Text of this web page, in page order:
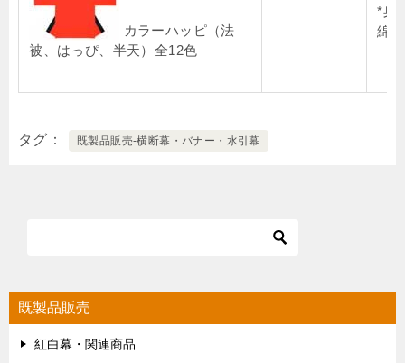
カラーハッピ（法
被、はっぴ、半天）全12色
*身
綿
タグ 既製品販売-横断幕・バナー・水引幕
既製品販売
紅白幕・関連商品